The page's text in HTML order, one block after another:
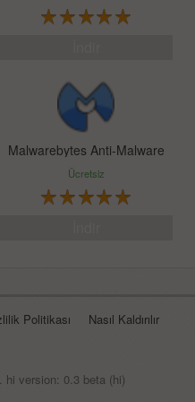
Malwarebytes Anti-Malware
Ücretsiz
Politikası Nasıl Kaldırılır
hi version: 0.3 beta (hi)